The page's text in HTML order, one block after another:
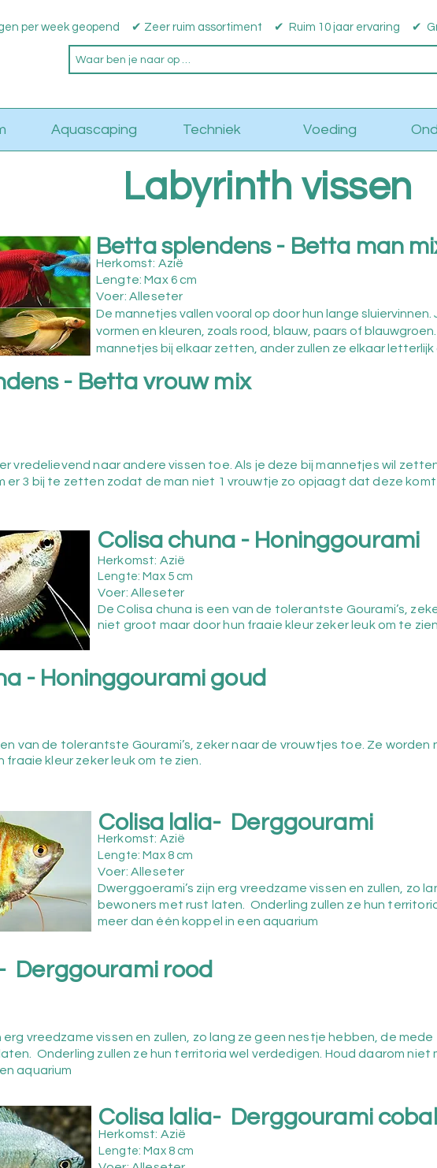
per week geopend ✔ Zeer ruim assortiment ✔ Ruim 10 jaar ervaring ✔
Aquascaping Techniek Voeding
Labyrinth vissen
Herkomst: Azië
Lengte: Max 6cm
Voer: Alleseter
De mannetjes vallen vooral op door hun lange
vormen en kleuren, zoals rood, blauw, paars of
mannetjes bij elkaar zetten, ander zullen ze elkaar
Betta splendens - Betta man
- Betta vrouw mix
vredelievend naar andere vissen toe. Als je deze bij mannetjes wil
er 3 bij te zetten zodat de man niet 1 vrouwtje zo opjaagt dat deze
Colisa chuna - Honinggourami
Herkomst: Azië
Lengte: Max 5 cm
Voer: Alleseter
De Colisa chuna is een van de tolerantste Gourami’s,
niet groot maar door hun fraaie kleur zeker leuk om te zien.
- Honinggourami goud
van de tolerantste Gourami’s, zeker naar de vrouwtjes toe. Ze worden
kleur zeker leuk om te zien.
Colisa lalia- Derggourami
Herkomst: Azië
Lengte: Max 8 cm
Voer: Alleseter
Dwerggoerami’s zijn erg vreedzame vissen en zullen, zo
bewoners met rust laten. Onderling zullen ze hun
meer dan één koppel in een aquarium
Derggourami rood
erg vreedzame vissen en zullen, zo lang ze geen nestje hebben, de mede
Onderling zullen ze hun territoria wel verdedigen. Houd daarom niet
aquarium
Colisa lalia- Derggourami
Herkomst: Azië
Lengte: Max 8 cm